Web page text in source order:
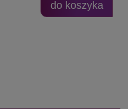
do koszyka